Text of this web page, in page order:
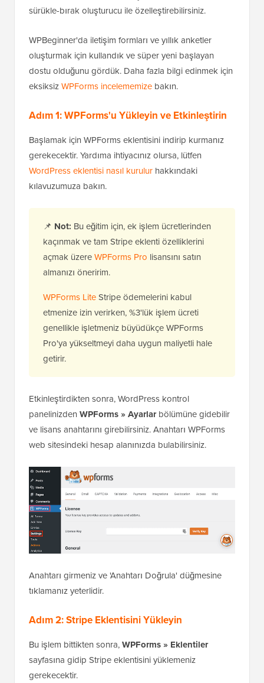
sürükle-bırak oluşturucu ile özelleştirebilirsiniz.
WPBeginner'da iletişim formları ve yıllık anketler
oluşturmak için kullandık ve süper yeni başlayan
dostu olduğunu gördük. Daha fazla bilgi edinmek için
eksiksizWPForms incelememize bakın.
Adım 1: WPForms'u Yükleyin ve Etkinleştirin
Başlamak için WPForms eklentisini indirip kurmanız
gerekecektir. Yardıma ihtiyacınız olursa, lütfen
WordPress eklentisi nasıl kurulur hakkındaki
kılavuzumuza bakın.
📌 Not: Bu eğitim için, ek işlem ücretlerinden
kaçınmak ve tam Stripe eklenti özelliklerini
açmak üzereWPForms Pro lisansını satın
almanızı öneririm.
WPForms LiteStripe ödemelerini kabul
etmenize izin verirken, %3'lük işlem ücreti
genellikle işletmeniz büyüdükçe WPForms
Pro'ya yükseltmeyi daha uygun maliyetli hale
getirir.
Etkinleştirdikten sonra, WordPress kontrol
panelinizden WPForms » Ayarlarbölümüne gidebilir
ve lisans anahtarını girebilirsiniz. Anahtarı WPForms
web sitesindeki hesap alanınızda bulabilirsiniz.
Anahtarı girmeniz ve 'Anahtarı Doğrula' düğmesine
tıklamanız yeterlidir.
Adım 2: Stripe Eklentisini Yükleyin
Bu işlem bittikten sonra,WPForms » Eklentiler
sayfasına gidip Stripe eklentisini yüklemeniz
gerekecektir.